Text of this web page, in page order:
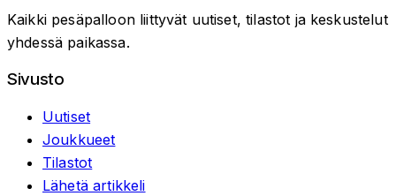
Kaikki pesäpalloon liittyvät uutiset, tilastot ja keskustelut
yhdessä paikassa.
Sivusto
Uutiset
Joukkueet
Tilastot
Lähetä artikkeli